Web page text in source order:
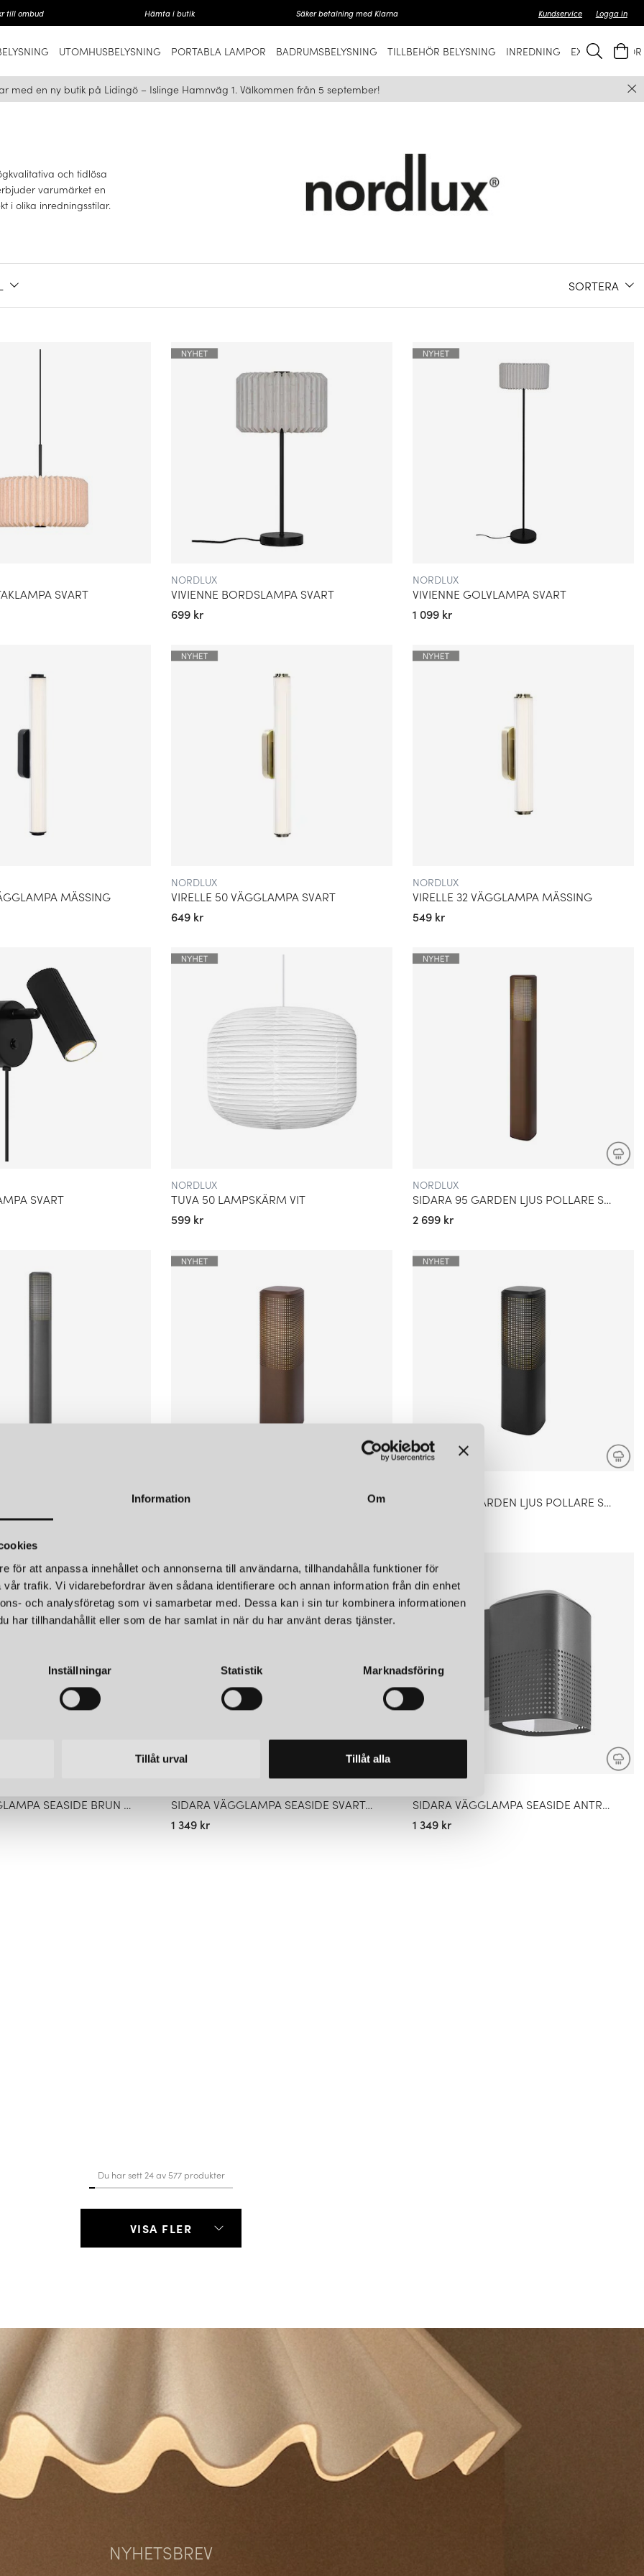
Information Om
för att anpassa innehållet och annonserna till användarna, tillhandahålla funktioner för
trafik. Vi vidarebefordrar även sådana identifierare och annan information från din enhet
och analysföretag som vi samarbetar med. Dessa kan i sin tur kombinera informationen
har tillhandahållit eller som de har samlat in när du har använt deras tjänster.
Inställningar Statistik Marknadsföring
Tillåt urval Tillåt alla
till ombud Hämta i butik Säker betalning med Klarna Kundservice Logga in
UTOMHUSBELYSNING PORTABLA LAMPOR BADRUMSBELYSNING TILLBEHÖR BELYSNING INREDNING EXKLUSIVT
med en ny butik på Lidingö – Islinge Hamnväg 1. Välkommen från 5 september!
och tidlösa
varumärket en
i olika inredningsstilar.
funktionalitet och
och förhöja rummets
SORTERA
SVART
NORDLUX
VIVIENNE BORDSLAMPA SVART
699 kr
NORDLUX
VIVIENNE GOLVLAMPA SVART
1 099 kr
MÄSSING
NORDLUX
VIRELLE 50 VÄGGLAMPA SVART
649 kr
NORDLUX
VIRELLE 32 VÄGGLAMPA MÄSSING
549 kr
SVART
NORDLUX
TUVA 50 LAMPSKÄRM VIT
599 kr
NORDLUX
SIDARA 95 GARDEN LJUS POLLARE SEASIDE BRUN METALLIC IP44
2 699 kr
SIDARA 45 GARDEN LJUS POLLARE SEASIDE BRUN METALLIC IP44
SIDARA 45 GARDEN LJUS POLLARE SEASIDE SVART IP44
SIDARA VÄGGLAMPA SEASIDE BRUN METALLIC IP54
SIDARA VÄGGLAMPA SEASIDE SVART IP54
1 349 kr
SIDARA VÄGGLAMPA SEASIDE ANTRACITE IP54
1 349 kr
Du har sett 24 av 577 produkter
VISA FLER
NYHETSBREV